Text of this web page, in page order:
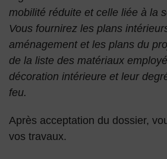
mobilité réduite et celle liée à la
Vous fournirez les plans
aménagement et les plans du
de la liste des matériaux
décoration intérieure et leur
feu.
Après acceptation du dossier,
vos travaux.